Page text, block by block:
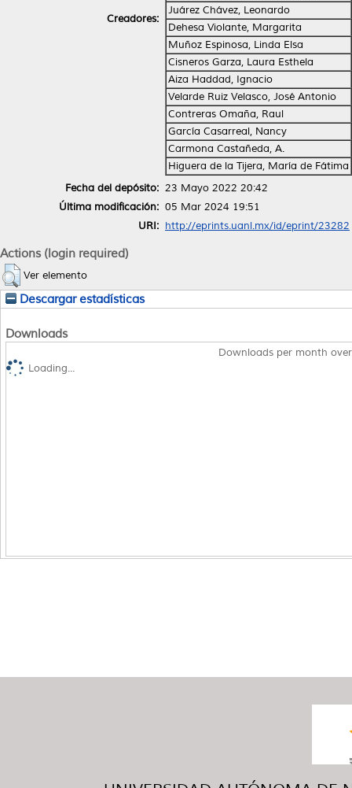
Creadores:
Juárez Chávez, Leonardo
Dehesa Violante, Margarita
Muñoz Espinosa, Linda Elsa
Cisneros Garza, Laura Esthela
Aiza Haddad, Ignacio
Velarde Ruiz Velasco, José Antonio
Contreras Omaña, Raul
García Casarreal, Nancy
Carmona Castañeda, A.
Higuera de la Tijera, María de Fátima
Fecha del depósito: 23 Mayo 2022 20:42
Última modificación: 05 Mar 2024 19:51
URI: http://eprints.uanl.mx/id/eprint/23282
Actions (login required)
Ver elemento
Descargar estadísticas
Downloads
Downloads per month
Loading...